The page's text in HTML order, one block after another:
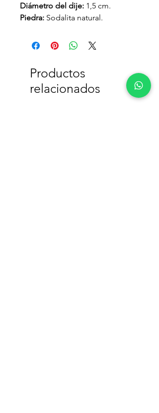
Diámetro del dije: 1,5 cm.
Piedra: Sodalita natural.
Productos
relacionados